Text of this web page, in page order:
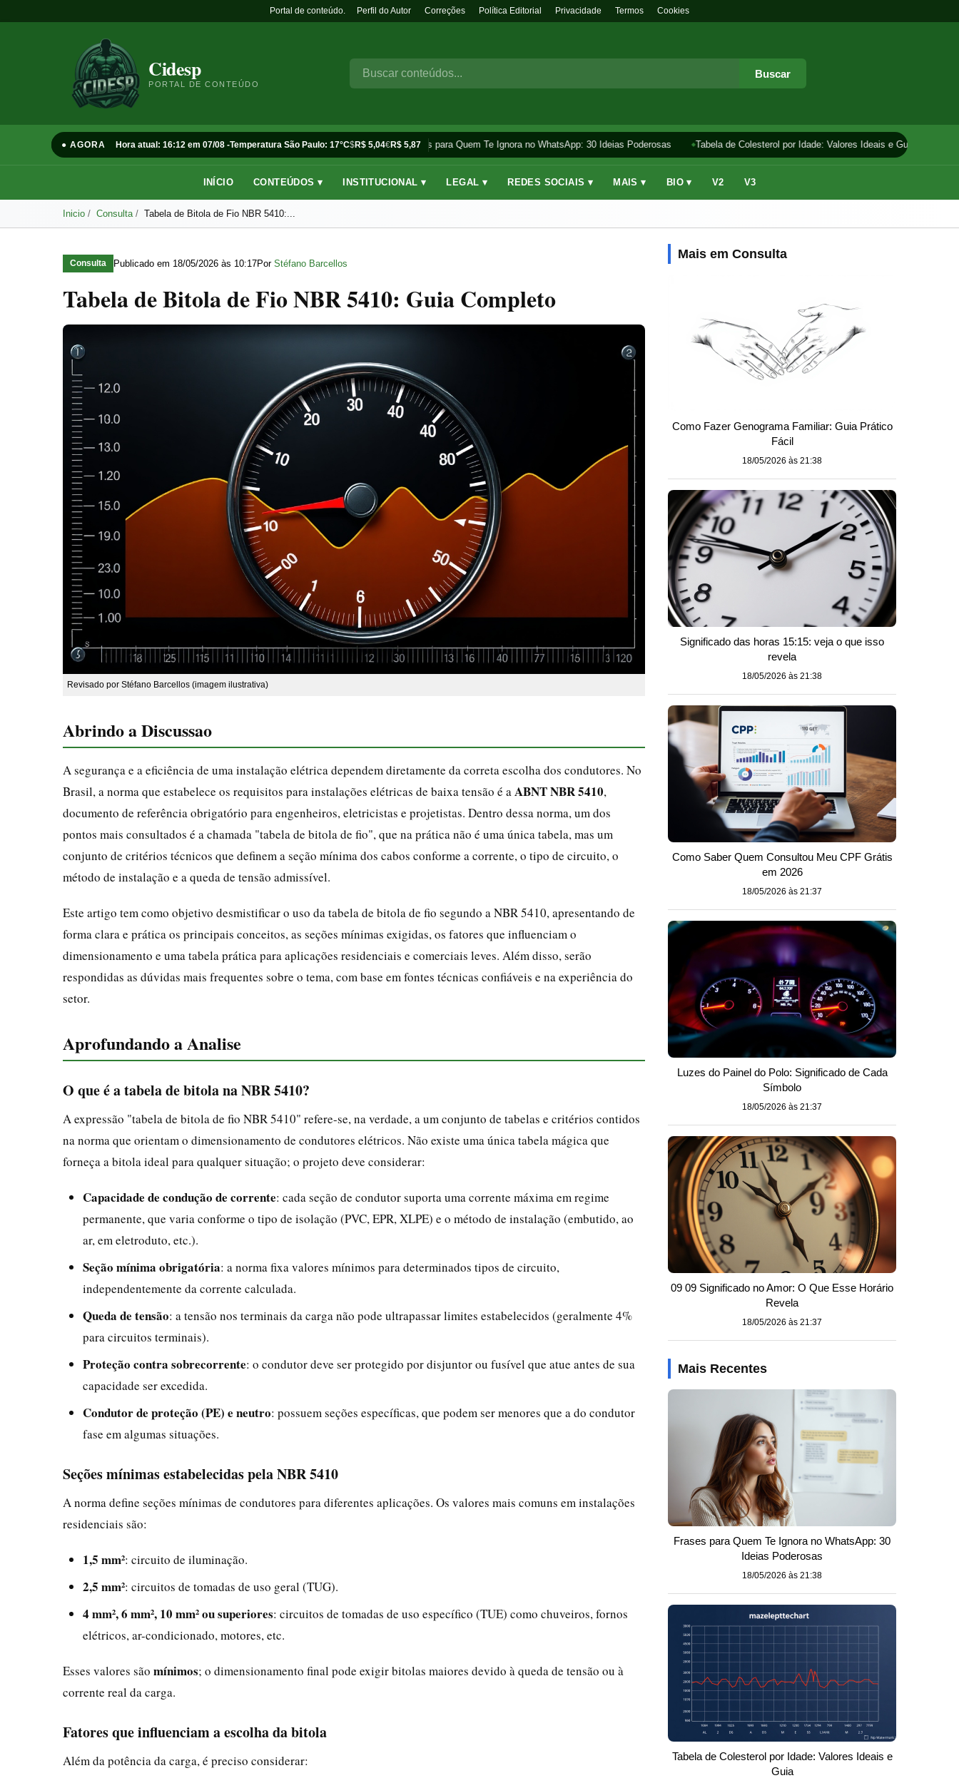
Portal de conteúdo. Perfil do Autor Correções Política Editorial Privacidade Termos Cookies
Cidesp
PORTAL DE CONTEÚDO
Buscar
● AGORA Hora atual: 16:12 em 07/08 -Temperatura São Paulo: 17°C$R$ 5,04€R$ 5,87
Frases para Quem Te Ignora no WhatsApp: 30 Ideias Poderosas Tabela de Colesterol por Idade: Valores Ideais e Guia
INÍCIO CONTEÚDOS ▾ INSTITUCIONAL ▾ LEGAL ▾ REDES SOCIAIS ▾ MAIS ▾ BIO ▾ V2 V3
Inicio Consulta Tabela de Bitola de Fio NBR 5410:...
Consulta Publicado em 18/05/2026 às 10:17Por Stéfano Barcellos
Tabela de Bitola de Fio NBR 5410: Guia Completo
Revisado por Stéfano Barcellos (imagem ilustrativa)
Abrindo a Discussao
A segurança e a eficiência de uma instalação elétrica dependem diretamente da correta escolha dos condutores. No
Brasil, a norma que estabelece os requisitos para instalações elétricas de baixa tensão é a ABNT NBR 5410,
documento de referência obrigatório para engenheiros, eletricistas e projetistas. Dentro dessa norma, um dos
pontos mais consultados é a chamada "tabela de bitola de fio", que na prática não é uma única tabela, mas um
conjunto de critérios técnicos que definem a seção mínima dos cabos conforme a corrente, o tipo de circuito, o
método de instalação e a queda de tensão admissível.
Este artigo tem como objetivo desmistificar o uso da tabela de bitola de fio segundo a NBR 5410, apresentando de
forma clara e prática os principais conceitos, as seções mínimas exigidas, os fatores que influenciam o
dimensionamento e uma tabela prática para aplicações residenciais e comerciais leves. Além disso, serão
respondidas as dúvidas mais frequentes sobre o tema, com base em fontes técnicas confiáveis e na experiência do
setor.
Aprofundando a Analise
O que é a tabela de bitola na NBR 5410?
A expressão "tabela de bitola de fio NBR 5410" refere-se, na verdade, a um conjunto de tabelas e critérios contidos
na norma que orientam o dimensionamento de condutores elétricos. Não existe uma única tabela mágica que
forneça a bitola ideal para qualquer situação; o projeto deve considerar:
Capacidade de condução de corrente: cada seção de condutor suporta uma corrente máxima em regime
permanente, que varia conforme o tipo de isolação (PVC, EPR, XLPE) e o método de instalação (embutido, ao
ar, em eletroduto, etc.).
Seção mínima obrigatória: a norma fixa valores mínimos para determinados tipos de circuito,
independentemente da corrente calculada.
Queda de tensão: a tensão nos terminais da carga não pode ultrapassar limites estabelecidos (geralmente 4%
para circuitos terminais).
Proteção contra sobrecorrente: o condutor deve ser protegido por disjuntor ou fusível que atue antes de sua
capacidade ser excedida.
Condutor de proteção (PE) e neutro: possuem seções específicas, que podem ser menores que a do condutor
fase em algumas situações.
Seções mínimas estabelecidas pela NBR 5410
A norma define seções mínimas de condutores para diferentes aplicações. Os valores mais comuns em instalações
residenciais são:
1,5 mm²: circuito de iluminação.
2,5 mm²: circuitos de tomadas de uso geral (TUG).
4 mm², 6 mm², 10 mm² ou superiores: circuitos de tomadas de uso específico (TUE) como chuveiros, fornos
elétricos, ar-condicionado, motores, etc.
Esses valores são mínimos; o dimensionamento final pode exigir bitolas maiores devido à queda de tensão ou à
corrente real da carga.
Fatores que influenciam a escolha da bitola
Além da potência da carga, é preciso considerar:
Mais em Consulta
Como Fazer Genograma Familiar: Guia Prático
Fácil
18/05/2026 às 21:38
Significado das horas 15:15: veja o que isso
revela
18/05/2026 às 21:38
Como Saber Quem Consultou Meu CPF Grátis
em 2026
18/05/2026 às 21:37
Luzes do Painel do Polo: Significado de Cada
Símbolo
18/05/2026 às 21:37
09 09 Significado no Amor: O Que Esse Horário
Revela
18/05/2026 às 21:37
Mais Recentes
Frases para Quem Te Ignora no WhatsApp: 30
Ideias Poderosas
18/05/2026 às 21:38
Tabela de Colesterol por Idade: Valores Ideais e
Guia